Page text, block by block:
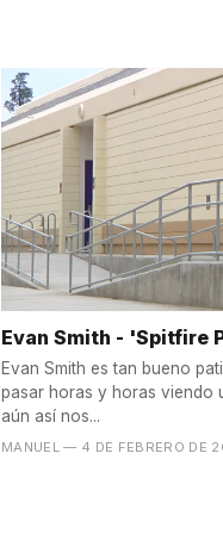
Evan Smith - 'Spitfire
Evan Smith es tan bueno
pasar horas y horas viendo
aún así nos...
MANUEL — 4 DE FEBRERO DE